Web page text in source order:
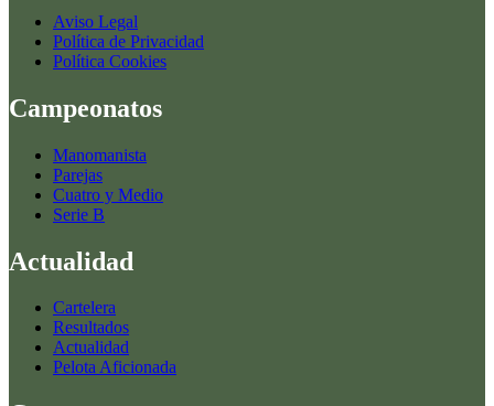
Aviso Legal
Política de Privacidad
Política Cookies
Campeonatos
Manomanista
Parejas
Cuatro y Medio
Serie B
Actualidad
Cartelera
Resultados
Actualidad
Pelota Aficionada